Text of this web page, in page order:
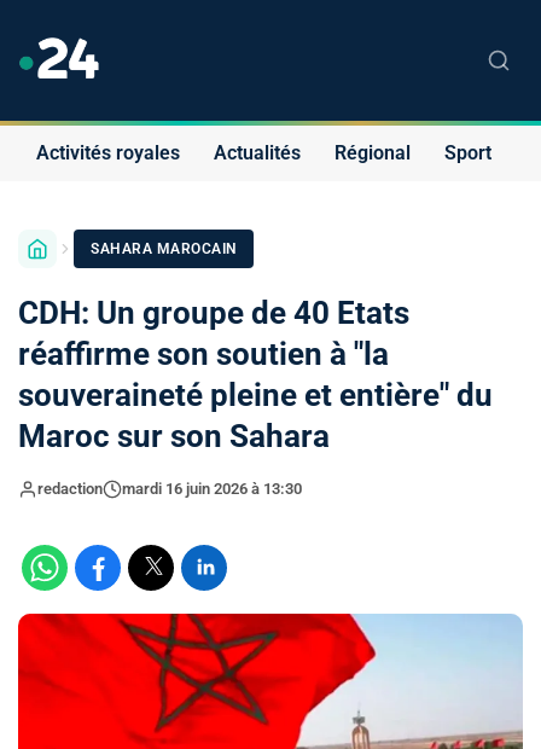
Activités royales Actualités Régional Sport
SAHARA MAROCAIN
CDH: Un groupe de 40 Etats
réaffirme son soutien à "la
souveraineté pleine et entière" du
Maroc sur son Sahara
redaction mardi 16 juin 2026 à 13:30